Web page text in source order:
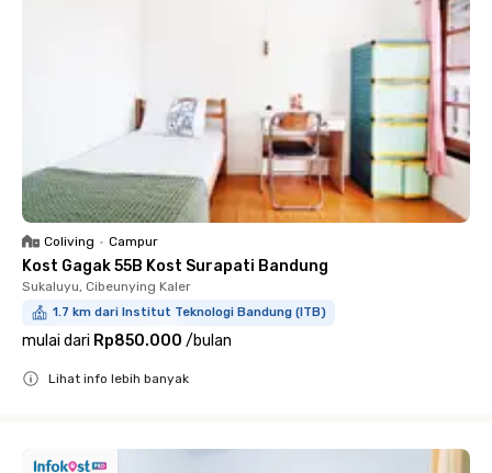
Coliving • Campur
Kost Gagak 55B Kost Surapati Bandung
Sukaluyu, Cibeunying Kaler
1.7 km dari Institut Teknologi Bandung (ITB)
mulai dari Rp850.000 /bulan
Lihat info lebih banyak